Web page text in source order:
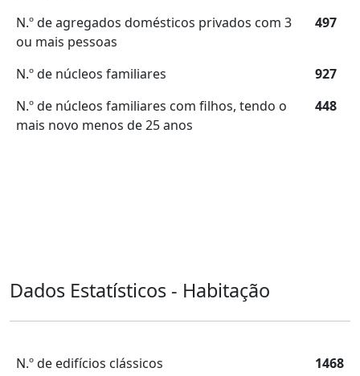
N.º de agregados domésticos privados com 3
ou mais pessoas
497
N.º de núcleos familiares
927
N.º de núcleos familiares com filhos, tendo o
mais novo menos de 25 anos
448
Dados Estatísticos - Habitação
N.º de edifícios clássicos
1468